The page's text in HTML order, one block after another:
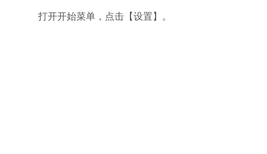
打开开始菜单，点击【设置】。